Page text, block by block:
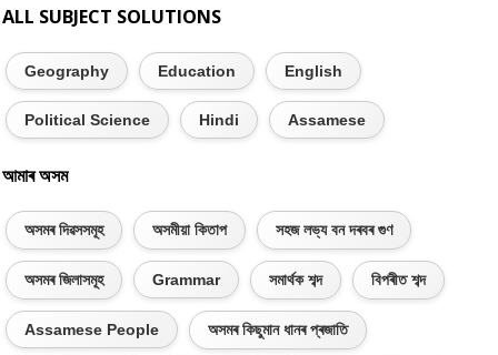
ALL SUBJECT SOLUTIONS
Geography Education English
Political Science Hindi Assamese
আমাৰ অসম
অসমৰ দিৱসসমূহ অসমীয়া কিতাপ সহজ লভ্য বন দৰবৰ গুণ
অসমৰ জিলাসমূহ Grammar সমাৰ্থক শব্দ বিপৰীত শব্দ
Assamese People অসমৰ কিছুমান ধানৰ প্ৰজাতি